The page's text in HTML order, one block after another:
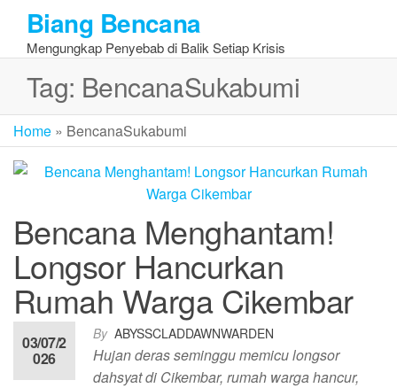
the
content
Biang Bencana
Mengungkap Penyebab di Balik Setiap Krisis
Tag: BencanaSukabumi
Home » BencanaSukabumi
Bencana Menghantam!
Longsor Hancurkan
Rumah Warga Cikembar
By ABYSSCLADDAWNWARDEN
03/07/2
026
Hujan deras seminggu memicu longsor
dahsyat di Cikembar, rumah warga hancur,